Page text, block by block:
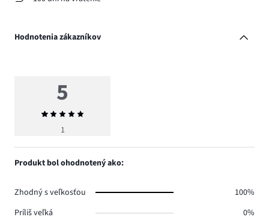
Hodnotenia zákazníkov
5
Priemerné
hodnotenie
1
Produkt bol ohodnotený ako:
Zhodný s veľkosťou
100%
Príliš veľká
0%